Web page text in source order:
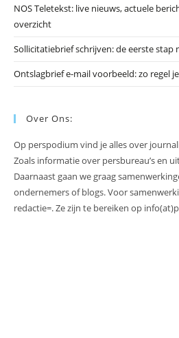
NOS Teletekst: live nieuws, actuele
overzicht
Sollicitatiebrief schrijven: de eerste stap
Ontslagbrief e-mail voorbeeld: zo regel
Over Ons:
Op perspodium vind je alles over
Zoals informatie over persbureau’s en
Daarnaast gaan we graag
ondernemers of blogs. Voor
redactie=. Ze zijn te bereiken op